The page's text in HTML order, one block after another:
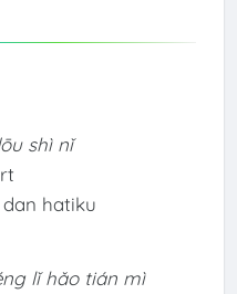
shì nǐ
hatiku
lǐ hǎo tián mì